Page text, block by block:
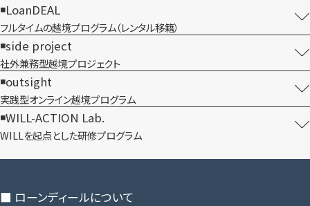
LoanDEAL
フルタイムの越境プログラム​（レンタル移籍）
side project
社外兼務型​越境プロジェクト
outsight
実践型オンライン​越境プログラム
WILL-ACTION Lab.
WILLを​起点とした​研修プログラム
■ ローンディールに​ついて